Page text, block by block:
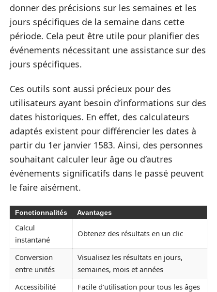
donner des précisions sur les semaines et les
jours spécifiques de la semaine dans cette
période. Cela peut être utile pour planifier des
événements nécessitant une assistance sur des
jours spécifiques.
Ces outils sont aussi précieux pour des
utilisateurs ayant besoin d’informations sur des
dates historiques. En effet, des calculateurs
adaptés existent pour différencier les dates à
partir du 1er janvier 1583. Ainsi, des personnes
souhaitant calculer leur âge ou d’autres
événements significatifs dans le passé peuvent
le faire aisément.
Fonctionnalités Avantages
Calcul
instantané
Obtenez des résultats en un clic
Conversion
entre unités
Visualisez les résultats en jours,
semaines, mois et années
Accessibilité
Facile d’utilisation pour tous les âges